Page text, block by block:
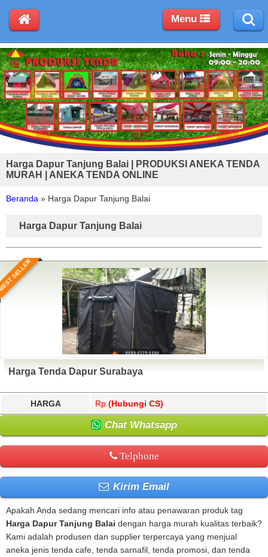
Harga Dapur Tanjung Balai | PRODUKSI ANEKA TENDA
MURAH | ANEKA TENDA ONLINE
Beranda » Harga Dapur Tanjung Balai
Harga Dapur Tanjung Balai
SELLER
Harga Tenda Dapur Surabaya
HARGA Rp. (Hubungi CS)
Chat Whatsapp
Telphone
Kirim Email
Apakah Anda sedang mencari info atau penawaran produk tag
Harga Dapur Tanjung Balai dengan harga murah kualitas terbaik?
Kami adalah produsen dan supplier terpercaya yang menjual
aneka jenis tenda cafe, tenda sarnafil, tenda promosi, dan tenda
Menu